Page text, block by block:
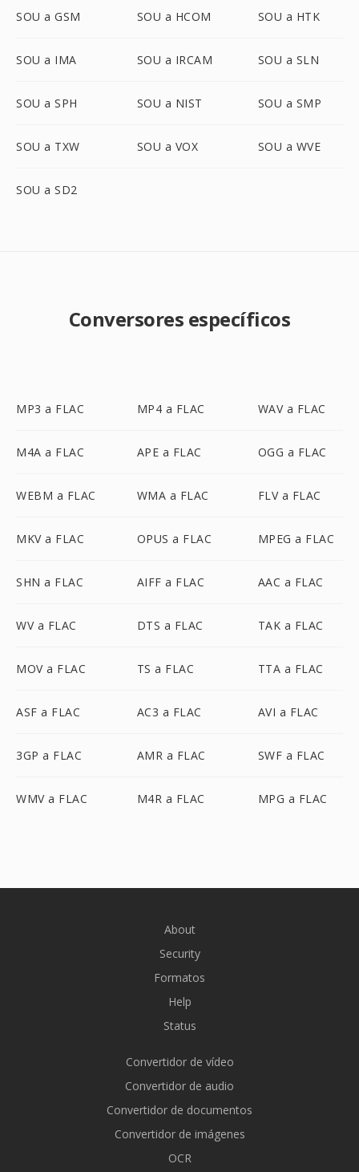
SOU a GSM SOU a HCOM SOU a HTK
SOU a IMA SOU a IRCAM SOU a SLN
SOU a SPH SOU a NIST SOU a SMP
SOU a TXW SOU a VOX SOU a WVE
SOU a SD2
Conversores específicos
MP3 a FLAC MP4 a FLAC WAV a FLAC
M4A a FLAC APE a FLAC OGG a FLAC
WEBM a FLAC WMA a FLAC FLV a FLAC
MKV a FLAC OPUS a FLAC MPEG a FLAC
SHN a FLAC AIFF a FLAC AAC a FLAC
WV a FLAC DTS a FLAC TAK a FLAC
MOV a FLAC TS a FLAC TTA a FLAC
ASF a FLAC AC3 a FLAC AVI a FLAC
3GP a FLAC AMR a FLAC SWF a FLAC
WMV a FLAC M4R a FLAC MPG a FLAC
About
Security
Formatos
Help
Status
Convertidor de vídeo
Convertidor de audio
Convertidor de documentos
Convertidor de imágenes
OCR